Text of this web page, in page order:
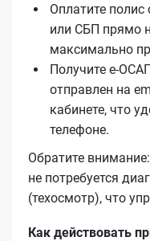
Оплатите
или СБП прямо
максимально
Получите
отправлен на
кабинете, что
телефоне.
Обратите
не потребуется
(техосмотр), что
Как действовать